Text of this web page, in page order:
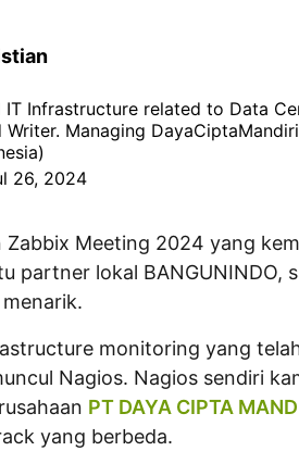
IT Infrastructure related to Data
Writer. Managing
26, 2024
Zabbix Meeting 2024 yang
partner lokal BANGUNINDO,
monitoring yang
Nagios. Nagios sendiri
PT DAYA CIPTA
yang berbeda.